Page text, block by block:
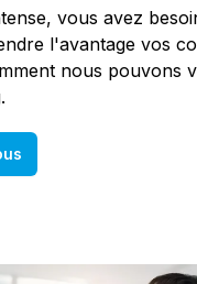
vous avez
l'avantage vos
nous pouvons